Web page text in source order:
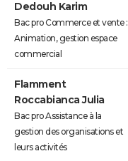
Dedouh Karim
Bac pro Commerce et vente :
Animation, gestion espace
commercial
Flamment
Roccabianca Julia
Bac pro Assistance à la
gestion des organisations et
leurs activités